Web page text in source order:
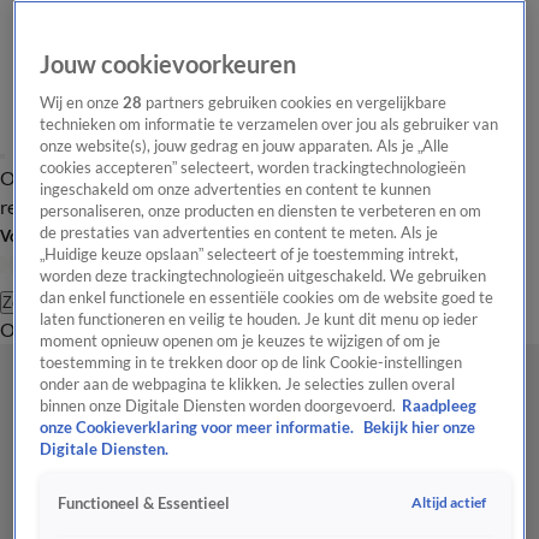
Overzicht Laatste nieuws Regionieuws Het beste van Hart
Tip de
redactie
Volg Hart van Nederland
Zoeken
OverzichtRegioUitzendingenWeerTip de redactiePanelVideo's
Jouw cookievoorkeuren
Wij en onze28 partners gebruiken cookies en vergelijkbare
technieken om informatie te verzamelen over jou als gebruiker van
onze website(s), jouw gedrag en jouw apparaten. Als je „Alle
cookies accepteren” selecteert, worden trackingtechnologieën
ingeschakeld om onze advertenties en content te kunnen
personaliseren, onze producten en diensten te verbeteren en om
de prestaties van advertenties en content te meten. Als je
„Huidige keuze opslaan” selecteert of je toestemming intrekt,
worden deze trackingtechnologieën uitgeschakeld. We gebruiken
dan enkel functionele en essentiële cookies om de website goed te
laten functioneren en veilig te houden. Je kunt dit menu op ieder
moment opnieuw openen om je keuzes te wijzigen of om je
toestemming in te trekken door op de link Cookie-instellingen
onder aan de webpagina te klikken. Je selecties zullen overal
binnen onze Digitale Diensten worden doorgevoerd. Raadpleeg
onze Cookieverklaring voor meer informatie.
Bekijk hier onze
Digitale Diensten.
Functioneel & Essentieel Altijd actief